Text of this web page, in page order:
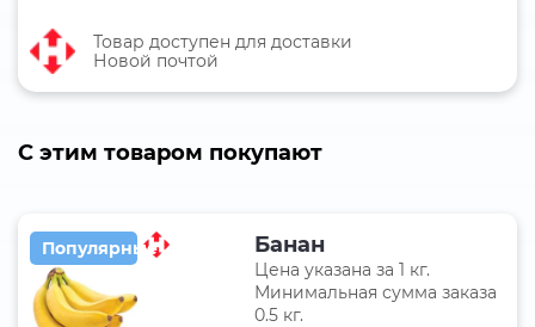
Товар доступен для доставки
Новой почтой
C этим товаром покупают
Популярные Банан
Цена указана за 1 кг.
Минимальная сумма заказа
0.5 кг.